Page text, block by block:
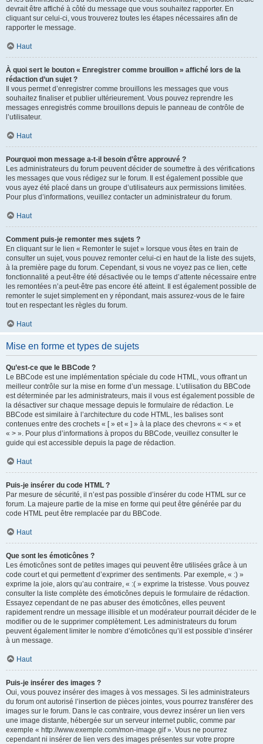
devrait être affiché à côté du message que vous souhaitez rapporter. En
cliquant sur celui-ci, vous trouverez toutes les étapes nécessaires afin de
rapporter le message.
Haut
À quoi sert le bouton « Enregistrer comme brouillon » affiché lors de la
rédaction d’un sujet ?
Il vous permet d’enregistrer comme brouillons les messages que vous
souhaitez finaliser et publier ultérieurement. Vous pouvez reprendre les
messages enregistrés comme brouillons depuis le panneau de contrôle de
l’utilisateur.
Haut
Pourquoi mon message a-t-il besoin d’être approuvé ?
Les administrateurs du forum peuvent décider de soumettre à des vérifications
les messages que vous rédigez sur le forum. Il est également possible que
vous ayez été placé dans un groupe d’utilisateurs aux permissions limitées.
Pour plus d’informations, veuillez contacter un administrateur du forum.
Haut
Comment puis-je remonter mes sujets ?
En cliquant sur le lien « Remonter le sujet » lorsque vous êtes en train de
consulter un sujet, vous pouvez remonter celui-ci en haut de la liste des sujets,
à la première page du forum. Cependant, si vous ne voyez pas ce lien, cette
fonctionnalité a peut-être été désactivée ou le temps d’attente nécessaire entre
les remontées n’a peut-être pas encore été atteint. Il est également possible de
remonter le sujet simplement en y répondant, mais assurez-vous de le faire
tout en respectant les règles du forum.
Haut
Mise en forme et types de sujets
Qu’est-ce que le BBCode ?
Le BBCode est une implémentation spéciale du code HTML, vous offrant un
meilleur contrôle sur la mise en forme d’un message. L’utilisation du BBCode
est déterminée par les administrateurs, mais il vous est également possible de
la désactiver sur chaque message depuis le formulaire de rédaction. Le
BBCode est similaire à l’architecture du code HTML, les balises sont
contenues entre des crochets « [ » et « ] » à la place des chevrons « < » et
« > ». Pour plus d’informations à propos du BBCode, veuillez consulter le
guide qui est accessible depuis la page de rédaction.
Haut
Puis-je insérer du code HTML ?
Par mesure de sécurité, il n’est pas possible d’insérer du code HTML sur ce
forum. La majeure partie de la mise en forme qui peut être générée par du
code HTML peut être remplacée par du BBCode.
Haut
Que sont les émoticônes ?
Les émoticônes sont de petites images qui peuvent être utilisées grâce à un
code court et qui permettent d’exprimer des sentiments. Par exemple, « :) »
exprime la joie, alors qu’au contraire, « :( » exprime la tristesse. Vous pouvez
consulter la liste complète des émoticônes depuis le formulaire de rédaction.
Essayez cependant de ne pas abuser des émoticônes, elles peuvent
rapidement rendre un message illisible et un modérateur pourrait décider de le
modifier ou de le supprimer complètement. Les administrateurs du forum
peuvent également limiter le nombre d’émoticônes qu’il est possible d’insérer
à un message.
Haut
Puis-je insérer des images ?
Oui, vous pouvez insérer des images à vos messages. Si les administrateurs
du forum ont autorisé l’insertion de pièces jointes, vous pourrez transférer des
images sur le forum. Dans le cas contraire, vous devrez insérer un lien vers
une image distante, hébergée sur un serveur internet public, comme par
exemple « http://www.exemple.com/mon-image.gif ». Vous ne pourrez
cependant ni insérer de lien vers des images présentes sur votre propre